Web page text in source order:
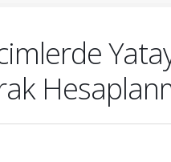
Yatay